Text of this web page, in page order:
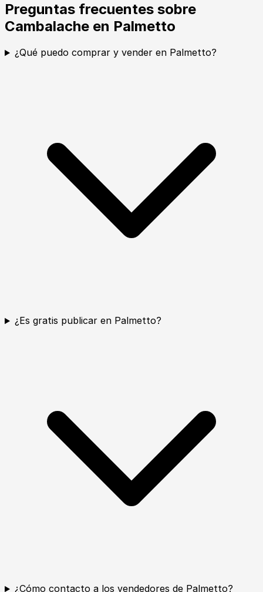
Preguntas frecuentes sobre
Cambalache en Palmetto
¿Qué puedo comprar y vender en Palmetto?
¿Es gratis publicar en Palmetto?
¿Cómo contacto a los vendedores de Palmetto?